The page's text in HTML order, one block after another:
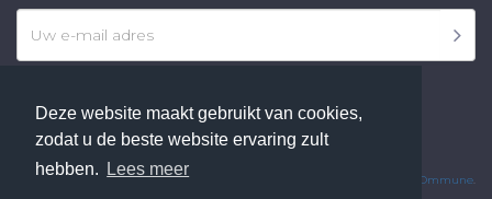
Deze website maakt gebruikt van cookies,
zodat u de beste website ervaring zult
hebben.
Lees meer
©2018 Online Museum de Bilt. Alle rechten voorbehouden.
Ommune